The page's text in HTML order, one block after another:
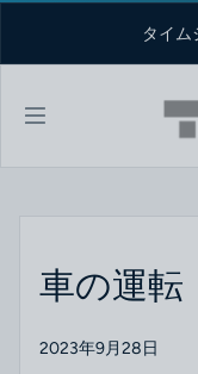
タイム
車の運転
2023年9月28日